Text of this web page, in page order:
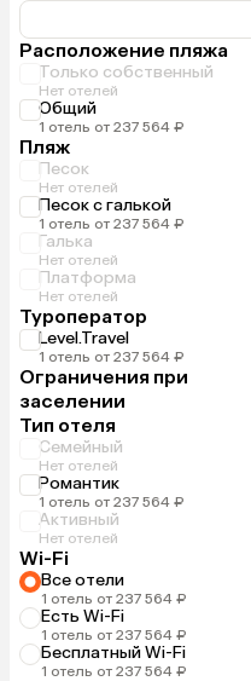
Расположение пляжа
Только собственный
Нет отелей
Общий
1 отель от 237 564 ₽
Пляж
Песок
Нет отелей
Песок с галькой
1 отель от 237 564 ₽
Галька
Нет отелей
Платформа
Нет отелей
Туроператор
Level.Travel
1 отель от 237 564 ₽
Ограничения при
заселении
Тип отеля
Семейный
Нет отелей
Романтик
1 отель от 237 564 ₽
Активный
Нет отелей
Wi-Fi
Все отели
1 отель от 237 564 ₽
Есть Wi-Fi
1 отель от 237 564 ₽
Бесплатный Wi-Fi
1 отель от 237 564 ₽